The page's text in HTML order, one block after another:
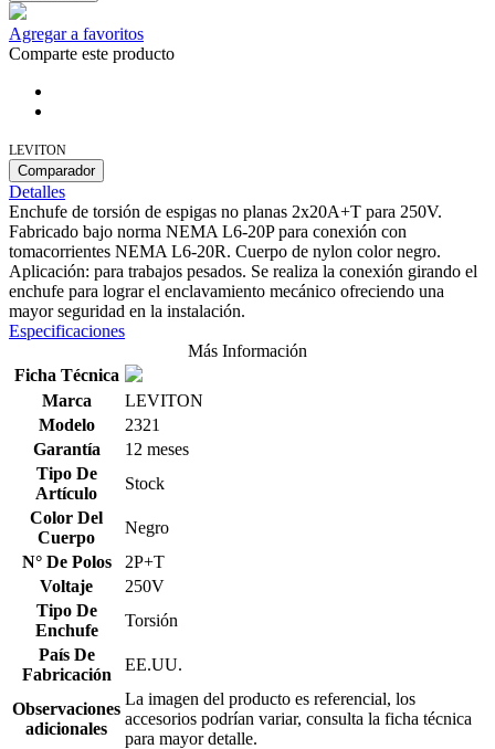
Agregar a favoritos
Comparte este producto
LEVITON
Comparador
Detalles
Enchufe de torsión de espigas no planas 2x20A+T para 250V.
Fabricado bajo norma NEMA L6-20P para conexión con
tomacorrientes NEMA L6-20R. Cuerpo de nylon color negro.
Aplicación: para trabajos pesados. Se realiza la conexión girando el
enchufe para lograr el enclavamiento mecánico ofreciendo una
mayor seguridad en la instalación.
Especificaciones
Más Información
Ficha Técnica
Marca
LEVITON
Modelo
2321
Garantía
12 meses
Tipo De
Artículo
Stock
Color Del
Cuerpo
Negro
N° De Polos
2P+T
Voltaje
250V
Tipo De
Enchufe
Torsión
País De
Fabricación
EE.UU.
Observaciones
adicionales
La imagen del producto es referencial, los
accesorios podrían variar, consulta la ficha técnica
para mayor detalle.